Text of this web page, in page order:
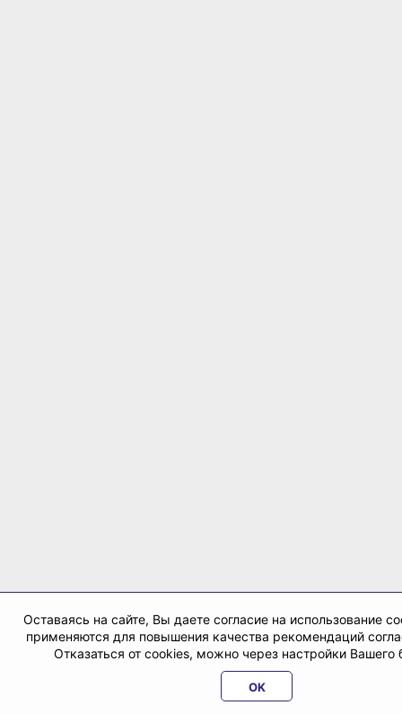
Оставаясь на сайте, Вы даете согласие на использование
применяются для повышения качества рекомендаций
Отказаться от cookies, можно через настройки Вашего
OK